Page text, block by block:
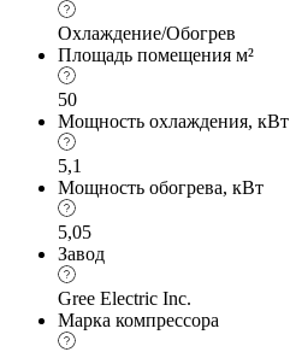
Охлаждение/Обогрев
Площадь помещения м²
50
Мощность охлаждения, кВт
5,1
Мощность обогрева, кВт
5,05
Завод
Gree Electric Inc.
Марка компрессора